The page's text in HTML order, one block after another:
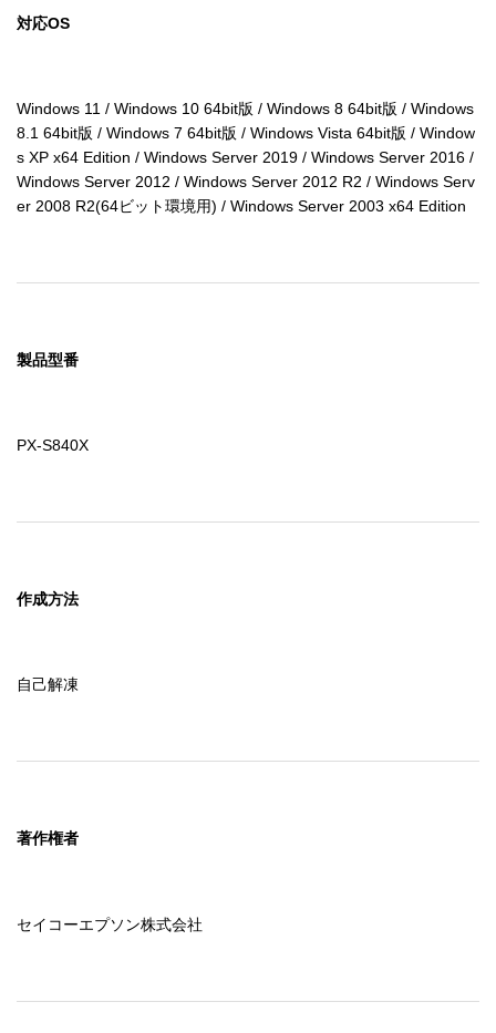
対応OS
Windows 11 / Windows 10 64bit版 / Windows 8 64bit版 / Windows
8.1 64bit版 / Windows 7 64bit版 / Windows Vista 64bit版 / Window
s XP x64 Edition / Windows Server 2019 / Windows Server 2016 /
Windows Server 2012 / Windows Server 2012 R2 / Windows Serv
er 2008 R2(64ビット環境用) / Windows Server 2003 x64 Edition
製品型番
PX-S840X
作成方法
自己解凍
著作権者
セイコーエプソン株式会社